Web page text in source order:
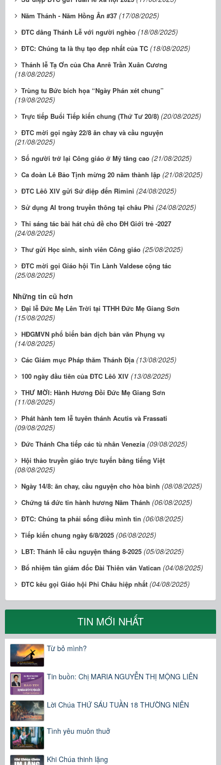
Năm Thánh - Năm Hồng Ân #37 (17/08/2025)
ĐTC dâng Thánh Lễ với người nghèo (18/08/2025)
ĐTC: Chúng ta là thụ tạo đẹp nhất của TC (18/08/2025)
Thánh lễ Tạ Ơn của Cha Anrê Trần Xuân Cương
(18/08/2025)
Trùng tu Bức bích họa “Ngày Phán xét chung”
(19/08/2025)
Trực tiếp Buổi Tiếp kiến chung (Thứ Tư 20/8) (20/08/2025)
ĐTC mời gọi ngày 22/8 ăn chay và cầu nguyện
(21/08/2025)
Số người trở lại Công giáo ở Mỹ tăng cao (21/08/2025)
Ca đoàn Lê Bảo Tịnh mừng 20 năm thành lập (21/08/2025)
ĐTC Lêô XIV gửi Sứ điệp đến Rimini (24/08/2025)
Sử dụng AI trong truyền thông tại châu Phi (24/08/2025)
Thi sáng tác bài hát chủ đề cho ĐH Giới trẻ -2027
(24/08/2025)
Thư gửi Học sinh, sinh viên Công giáo (25/08/2025)
ĐTC mời gọi Giáo hội Tin Lành Valdese cộng tác
(25/08/2025)
Những tin cũ hơn
Đại lễ Đức Mẹ Lên Trời tại TTHH Đức Mẹ Giang Sơn
(15/08/2025)
HĐGMVN phổ biến bản dịch bản văn Phụng vụ
(14/08/2025)
Các Giám mục Pháp thăm Thánh Địa (13/08/2025)
100 ngày đầu tiên của ĐTC Lêô XIV (13/08/2025)
THƯ MỜI: Hành Hương Đồi Đức Mẹ Giang Sơn
(11/08/2025)
Phát hành tem lễ tuyên thánh Acutis và Frassati
(09/08/2025)
Đức Thánh Cha tiếp các tù nhân Venezia (09/08/2025)
Hội thảo truyền giáo trực tuyến bằng tiếng Việt
(08/08/2025)
Ngày 14/8: ăn chay, cầu nguyện cho hòa bình (08/08/2025)
Chứng tá đức tin hành hương Năm Thánh (06/08/2025)
ĐTC: Chúng ta phải sống điều mình tin (06/08/2025)
Tiếp kiến chung ngày 6/8/2025 (06/08/2025)
LBT: Thánh lễ cầu nguyện tháng 8-2025 (05/08/2025)
Bổ nhiệm tân giám đốc Đài Thiên văn Vatican (04/08/2025)
ĐTC kêu gọi Giáo hội Phi Châu hiệp nhất (04/08/2025)
TIN MỚI NHẤT
Từ bỏ mình?
Tin buồn: Chị MARIA NGUYỄN THỊ MỘNG LIÊN
Lời Chúa THỨ SÁU TUẦN 18 THƯỜNG NIÊN
Tình yêu muôn thuở
Khi Chúa thinh lặng